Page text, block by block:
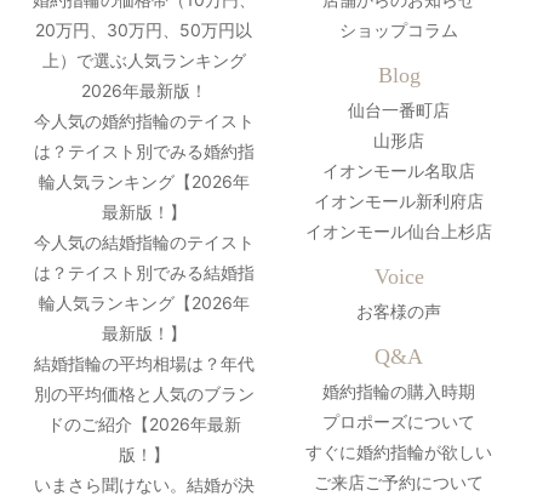
20万円、30万円、50万円以
上）で選ぶ人気ランキング
2026年最新版！
今人気の婚約指輪のテイスト
は？テイスト別でみる婚約指
輪人気ランキング【2026年
最新版！】
今人気の結婚指輪のテイスト
は？テイスト別でみる結婚指
輪人気ランキング【2026年
最新版！】
結婚指輪の平均相場は？年代
別の平均価格と人気のブラン
ドのご紹介【2026年最新
版！】
いまさら聞けない。結婚が決
ショップコラム
Blog
仙台一番町店
山形店
イオンモール名取店
イオンモール新利府店
イオンモール仙台上杉店
Voice
お客様の声
Q&A
婚約指輪の購入時期
プロポーズについて
すぐに婚約指輪が欲しい
ご来店ご予約について